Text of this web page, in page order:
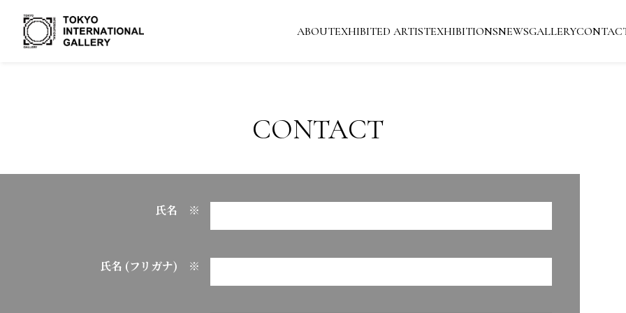
ABOUTEXHIBITED ARTISTEXHIBITIONSNEWSGALLERY
CONTACT
氏名 ※
氏名 (フリガナ) ※